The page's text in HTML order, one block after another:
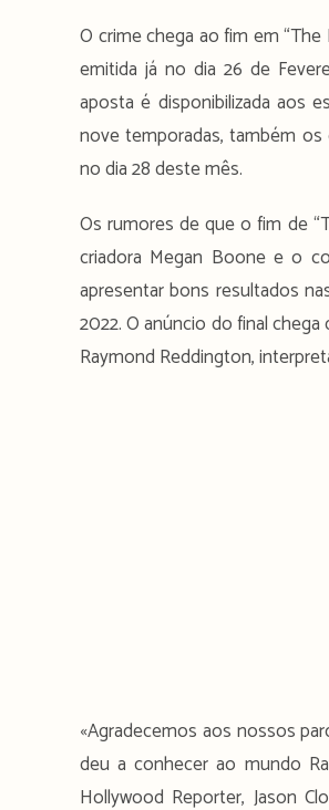
O crime chega ao fim em
emitida já no dia 26 de
aposta é disponibilizada aos
nove temporadas, também
no dia 28 deste mês.
Os rumores de que o fim de
criadora Megan Boone e o
apresentar bons resultados
2022. O anúncio do final
Raymond Reddington,
«Agradecemos aos nossos
deu a conhecer ao mundo
Hollywood Reporter, Jason